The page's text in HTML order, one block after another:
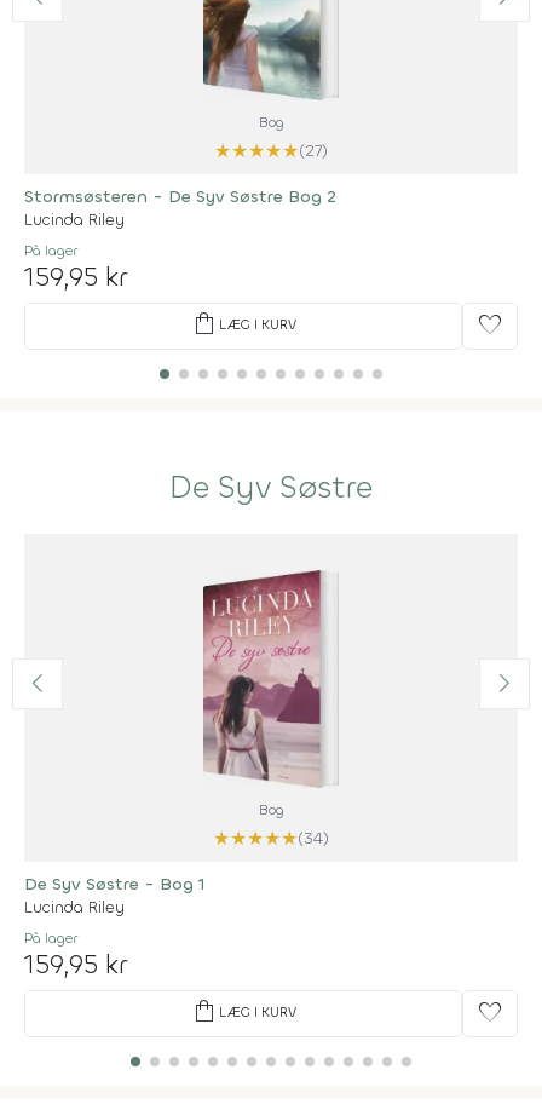
Bog
★★★★★(27)
Stormsøsteren - De Syv Søstre Bog 2
Lucinda Riley
På lager
159,95 kr
shopping_bag LÆG I KURV favorite
De Syv Søstre
Bog
★★★★★(34)
De Syv Søstre - Bog 1
Lucinda Riley
På lager
159,95 kr
shopping_bag LÆG I KURV favorite